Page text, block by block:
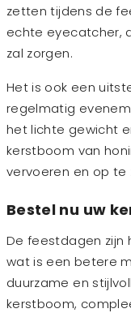
zetten tijdens de
echte eyecatcher,
zal zorgen.
Het is ook een
regelmatig
het lichte gewicht
kerstboom van
vervoeren en op te
Bestel nu uw
De feestdagen
wat is een betere
duurzame en
kerstboom,